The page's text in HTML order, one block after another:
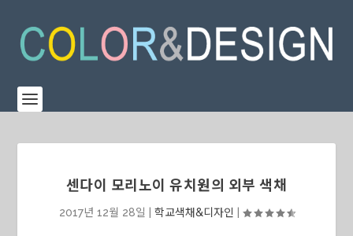
센다이 모리노이 유치원의 외부 색채
2017년 12월 28일 학교색채&디자인